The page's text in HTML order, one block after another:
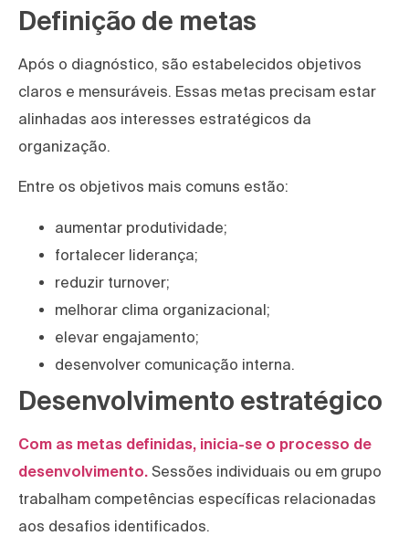
Definição de metas
Após o diagnóstico, são estabelecidos objetivos
claros e mensuráveis. Essas metas precisam estar
alinhadas aos interesses estratégicos da
organização.
Entre os objetivos mais comuns estão:
aumentar produtividade;
fortalecer liderança;
reduzir turnover;
melhorar clima organizacional;
elevar engajamento;
desenvolver comunicação interna.
Desenvolvimento estratégico
Com as metas definidas, inicia-se o processo de
desenvolvimento. Sessões individuais ou em grupo
trabalham competências específicas relacionadas
aos desafios identificados.